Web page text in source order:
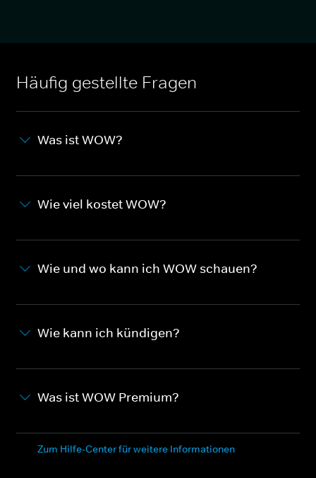
Häufig gestellte Fragen
Was ist WOW?
Wie viel kostet WOW?
Wie und wo kann ich WOW schauen?
Wie kann ich kündigen?
Was ist WOW Premium?
Zum Hilfe-Center für weitere Informationen